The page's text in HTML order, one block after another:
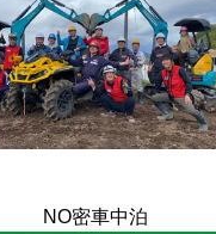
NO密車中泊